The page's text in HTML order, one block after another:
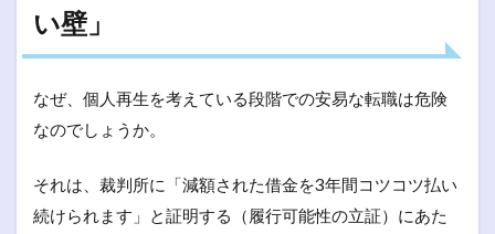
い壁」
なぜ、個人再生を考えている段階での安易な転職は危険
なのでしょうか。
それは、裁判所に「減額された借金を3年間コツコツ払い
続けられます」と証明する（履行可能性の立証）にあた